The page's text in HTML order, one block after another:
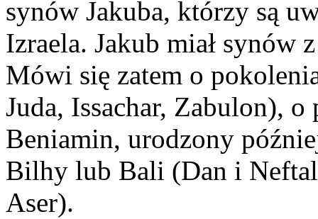
synów Jakuba, którzy są
Izraela. Jakub miał synów
Mówi się zatem o
Juda, Issachar, Zabulon),
Beniamin, urodzony
Bilhy lub Bali (Dan i
Aser).